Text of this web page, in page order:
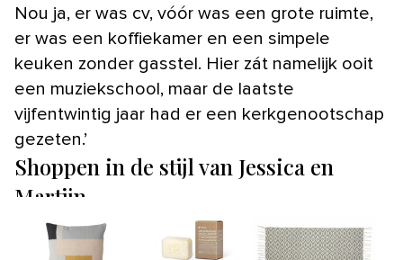
Nou ja, er was cv, vóór was een grote ruimte,
er was een koffiekamer en een simpele
keuken zonder gasstel. Hier zát namelijk ooit
een muziekschool, maar de laatste
vijfentwintig jaar had er een kerkgenootschap
gezeten.’
Shoppen in de stijl van Jessica en
Martijn